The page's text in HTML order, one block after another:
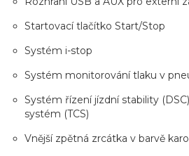
Startovací tlačítko Start/Stop
Systém i-stop
Systém monitorování tlaku v
Systém řízení jízdní stability
systém (TCS)
Vnější zpětná zrcátka v barvě